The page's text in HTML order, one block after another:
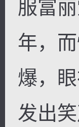
服富
年，
爆，
发出